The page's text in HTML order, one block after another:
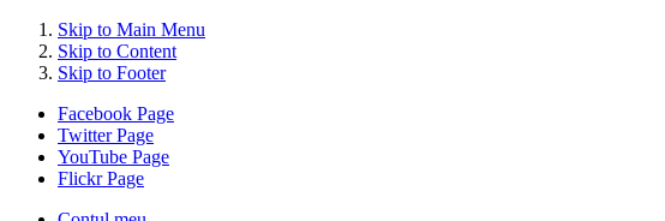
Skip to Main Menu
Skip to Content
Skip to Footer
Facebook Page
Twitter Page
YouTube Page
Flickr Page